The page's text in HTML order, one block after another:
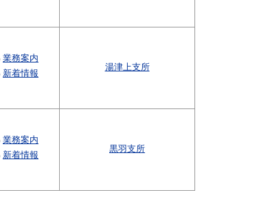
業務案内
新着情報
湯津上支所
業務案内
新着情報
黒羽支所